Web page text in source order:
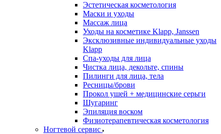
Эстетическая косметология
Маски и уходы
Массаж лица
Уходы на косметике Klapp, Janssen
Эксклюзивные индивидуальные уходы
Klapp
Спа-уходы для лица
Чистка лица, декольте, спины
Пилинги для лица, тела
Ресницы/брови
Прокол ушей + медицинские серьги
Шугаринг
Эпиляция воском
Физиотерапевтическая косметология
Ногтевой сервис